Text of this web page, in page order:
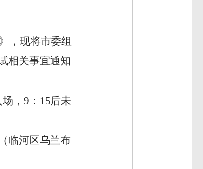
，现将市委组
相关事宜通知
场 ，9：15后未
临河区乌兰布